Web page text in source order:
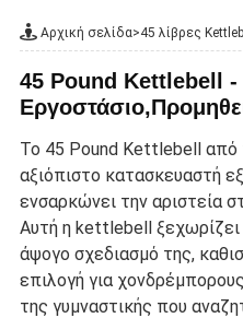
Αρχική σελίδα>45 λίβρες
45 Pound Kettlebell -
Το 45 Pound Kettlebell από
αξιόπιστο κατασκευαστή
ενσαρκώνει την αριστεία
Αυτή η kettlebell ξεχωρίζει
άψογο σχεδιασμό της,
επιλογή για
της γυμναστικής που